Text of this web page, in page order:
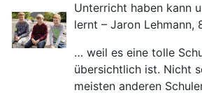
Unterricht haben kann
lernt – Jaron Lehmann,
… weil es eine tolle
übersichtlich ist. Nicht
meisten anderen